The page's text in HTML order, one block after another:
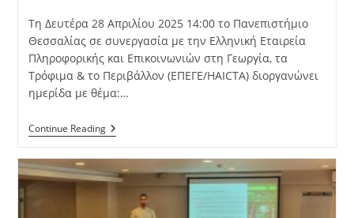
Τη Δευτέρα 28 Απριλίου 2025 14:00 το Πανεπιστήμιο
Θεσσαλίας σε συνεργασία με την Ελληνική Εταιρεία
Πληροφορικής και Επικοινωνιών στη Γεωργία, τα
Τρόφιμα & το Περιβάλλον (ΕΠΕΓΕ/HAICTA) διοργανώνει
ημερίδα με θέμα:…
Continue Reading